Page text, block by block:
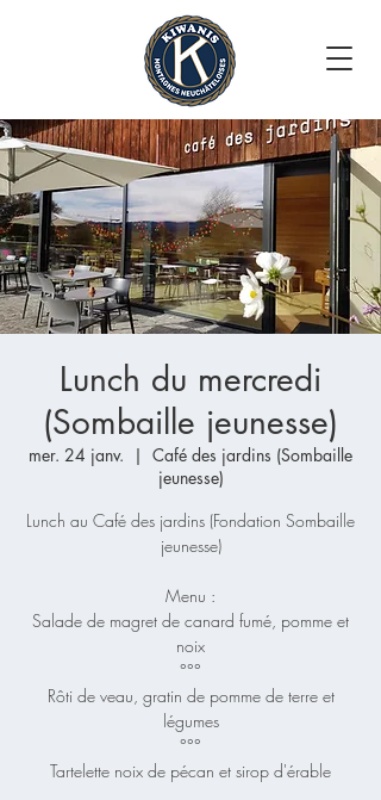
Lunch du mercredi
(Sombaille jeunesse)
mer. 24 janv.
  |
Café des jardins (Sombaille
jeunesse)
Lunch au Café des jardins (Fondation Sombaille
jeunesse)
Menu :
Salade de magret de canard fumé, pomme et
noix
°°°
Rôti de veau, gratin de pomme de terre et
légumes
°°°
Tartelette noix de pécan et sirop d'érable